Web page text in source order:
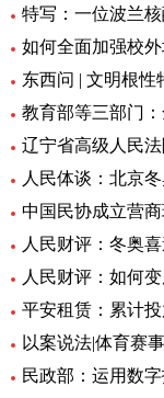
特写：一位波兰
如何全面加强校
东西问 | 文明根
教育部等三部门
辽宁省高级人民
人民体谈：北京
中国民协成立营
人民财评：冬奥
人民财评：如何
平安租赁：累计
以案说法|体育赛
民政部：运用数